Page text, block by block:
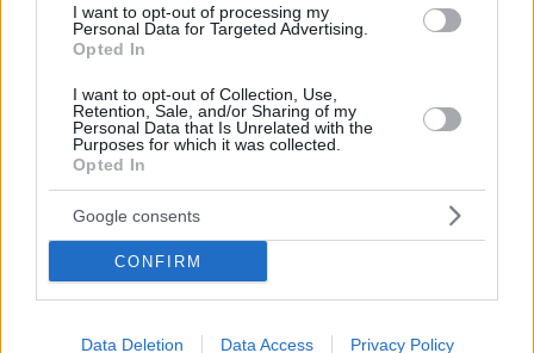
I want to opt-out of processing my
Personal Data for Targeted Advertising.
Opted In
I want to opt-out of Collection, Use,
Retention, Sale, and/or Sharing of my
Personal Data that Is Unrelated with the
Purposes for which it was collected.
Opted In
Google consents
CONFIRM
Data Deletion Data Access Privacy Policy
Προηγούμενη
Η Άποψη
Παραπολιτικά
Τα σχόλια έχουν απενεργοποιηθεί για